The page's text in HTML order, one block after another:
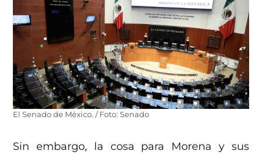
El Senado de México. / Foto: Senado
Sin embargo, la cosa para Morena y sus